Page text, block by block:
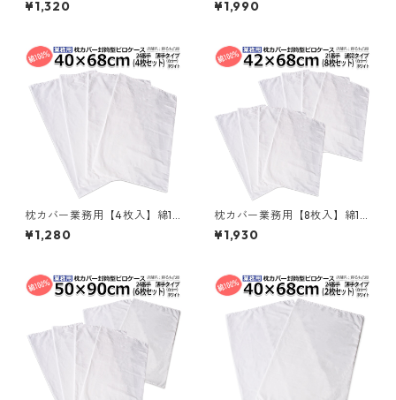
0cm シングルワイドサイズ メ
着 ホテル 旅館 民宿 民泊／361
602810
¥1,320
ローケース 封筒型 ホワイト 白
泊／367563950
¥1,990
枕カバー業務用【4枚入】綿10
0% 40×68cm 薄手タイプ ピ
ローケース 封筒型 ホワイト 白
泊／367563940
¥1,280
枕カバー業務用【8枚入】綿10
0% 42×68cm 通常タイプ ピ
ローケース 封筒型 ホワイト 白
泊／367561510
¥1,930